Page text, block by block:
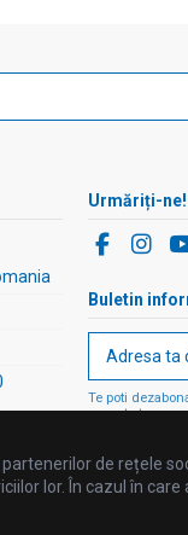
Urmăriți-ne!
Buletin
Te poti
aceasta te
de rețele
lor. În cazul în